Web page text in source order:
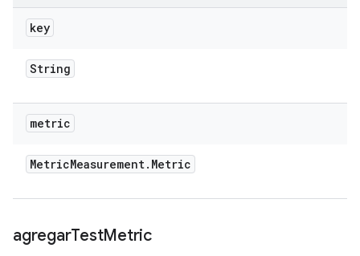
key
String
metric
MetricMeasurement. Metric
agregarTestMetric